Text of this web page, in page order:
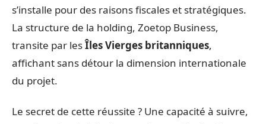
s’installe pour des raisons fiscales et stratégiques.
La structure de la holding, Zoetop Business,
transite par lesÎles Vierges britanniques,
affichant sans détour la dimension internationale
du projet.
Le secret de cette réussite ? Une capacité à suivre,